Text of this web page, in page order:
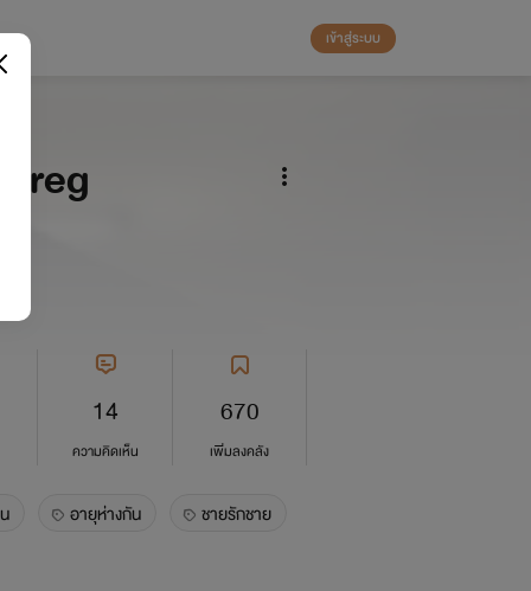
เข้าสู่ระบบ
14
ความคิดเห็น
670
เพิ่มลงคลัง
อายุห่างกัน ชายรักชาย